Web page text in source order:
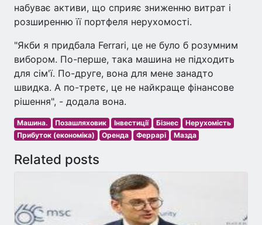
набуває активи, що сприяє зниженню витрат і
розширенню її портфеля нерухомості.
"Якби я придбала Ferrari, це не було б розумним
вибором. По-перше, така машина не підходить
для сім'ї. По-друге, вона для мене занадто
швидка. А по-третє, це не найкраще фінансове
рішення", - додала вона.
Машина. Позашляховик Інвестиції Бізнес
Нерухомість
Прибуток (економіка)
Оренда Феррарі Мазда
Related posts